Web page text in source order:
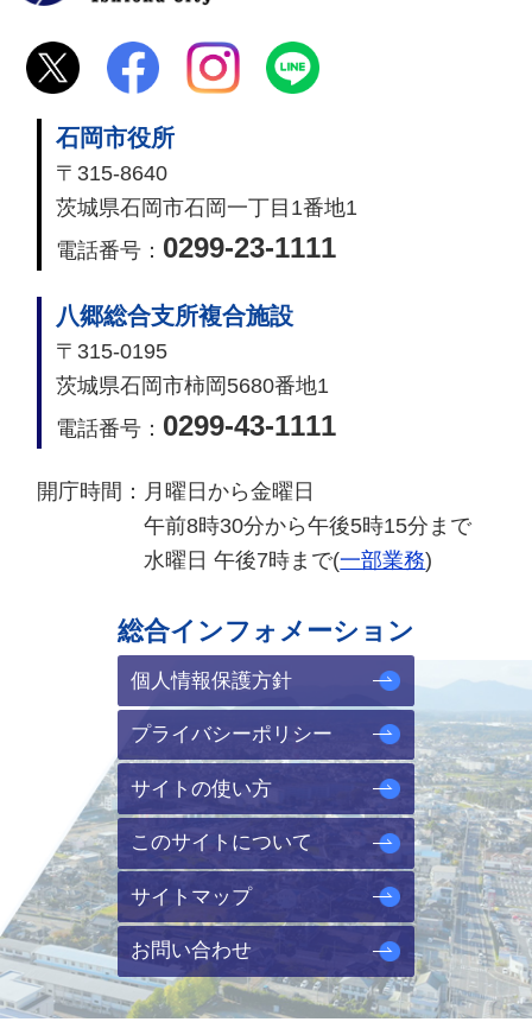
石岡市役所
〒315-8640
茨城県石岡市石岡一丁目1番地1
電話番号： 0299-23-1111
八郷総合支所複合施設
〒315-0195
茨城県石岡市柿岡5680番地1
電話番号： 0299-43-1111
開庁時間： 月曜日から金曜日
午前8時30分から午後5時15分まで
水曜日 午後7時まで(一部業務)
総合インフォメーション
個人情報保護方針
プライバシーポリシー
サイトの使い方
このサイトについて
サイトマップ
お問い合わせ